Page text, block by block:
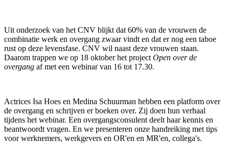
Uit onderzoek van het CNV blijkt dat 60% van de vrouwen de
combinatie werk en overgang zwaar vindt en dat er nog een taboe
rust op deze levensfase. CNV wil naast deze vrouwen staan.
Daarom trappen we op 18 oktober het project Open over de
overgang af met een webinar van 16 tot 17.30.
Actrices Isa Hoes en Medina Schuurman hebben een platform over
de overgang en schrijven er boeken over. Zij doen hun verhaal
tijdens het webinar. Een overgangsconsulent deelt haar kennis en
beantwoordt vragen. En we presenteren onze handreiking met tips
voor werknemers, werkgevers en OR'en en MR'en, collega's.